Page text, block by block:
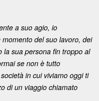
a suo agio, io
del suo lavoro, dei
la sua persona fin troppo al
se non è tutto
in cui viviamo oggi ti
di un viaggio chiamato